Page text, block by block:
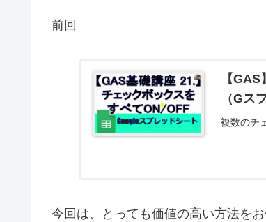
前回
【
（Gス
複数のチ
今回は、とっても価値の高い方法をお